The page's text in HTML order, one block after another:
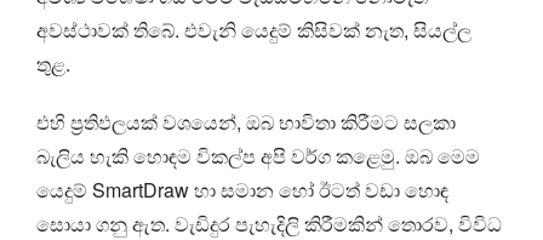
අවස්ථාවක් තිබේ. එවැනි යෙදුම් කිසිවක් නැත, සියල්ල
තුළ.
එහි ප්‍රතිඵලයක් වශයෙන්, ඔබ භාවිතා කිරීමට සලකා
බැලිය හැකි හොඳම විකල්ප අපි වර්ග කළෙමු. ඔබ මෙම
යෙදුම් SmartDraw හා සමාන හෝ ඊටත් වඩා හොඳ
සොයා ගනු ඇත. වැඩිදුර පැහැදිලි කිරීමකින් තොරව, විවිධ